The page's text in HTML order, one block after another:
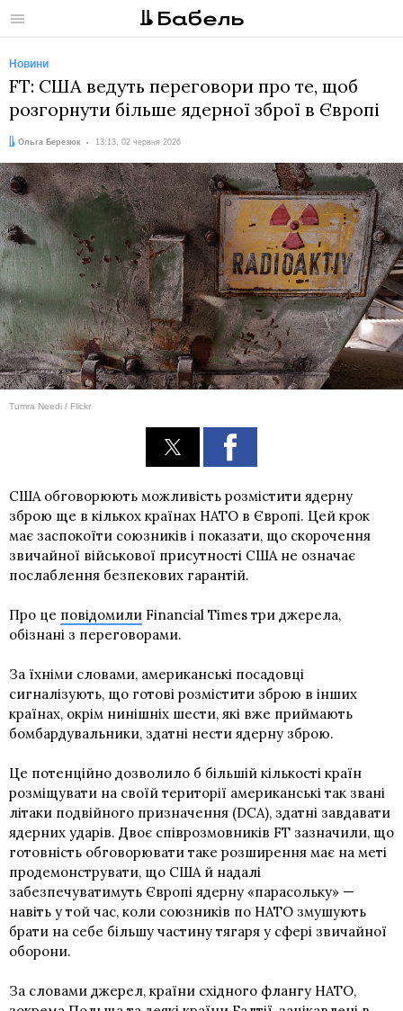
Меню
Новини
FT: США ведуть переговори про те, щоб
розгорнути більше ядерної зброї в Європі
Автор:
Ольга Березюк
Дата: 13:13, 02 червня 2026
Tumra Needi / Flickr
США обговорюють можливість розмістити ядерну
зброю ще в кількох країнах НАТО в Європі. Цей крок
має заспокоїти союзників і показати, що скорочення
звичайної військової присутності США не означає
послаблення безпекових гарантій.
Про це повідомили Financial Times три джерела,
обізнані з переговорами.
За їхніми словами, американські посадовці
сигналізують, що готові розмістити зброю в інших
країнах, окрім нинішніх шести, які вже приймають
бомбардувальники, здатні нести ядерну зброю.
Це потенційно дозволило б більшій кількості країн
розміщувати на своїй території американські так звані
літаки подвійного призначення (DCA), здатні завдавати
ядерних ударів. Двоє співрозмовників FT зазначили, що
готовність обговорювати таке розширення має на меті
продемонструвати, що США й надалі
забезпечуватимуть Європі ядерну «парасольку» —
навіть у той час, коли союзників по НАТО змушують
брати на себе більшу частину тягаря у сфері звичайної
оборони.
За словами джерел, країни східного флангу НАТО,